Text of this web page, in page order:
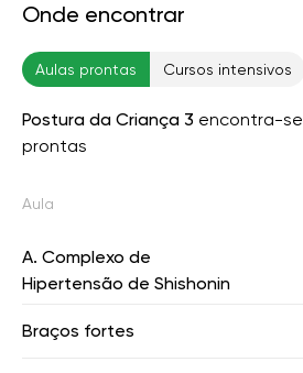
Onde encontrar
Aulas prontas Cursos intensivos
Postura da Criança 3 encontra-se
prontas
Aula
A. Complexo de
Hipertensão de Shishonin
Braços fortes